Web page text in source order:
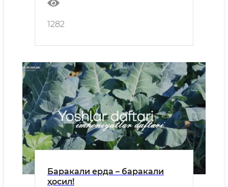
1282
Баракали ерда – баракали
ҳосил!